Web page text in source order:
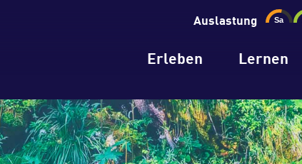
Auslastung
Erleben Lernen